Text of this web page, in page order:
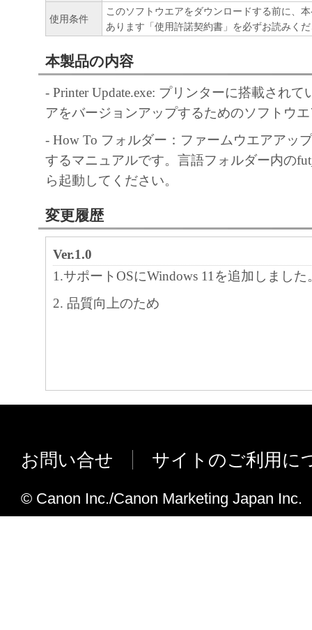
使用条件
このソフトウエアをダウンロードする前に、
あります「使用許諾契約書」を必ずお読みく
本製品の内容
- Printer Update.exe: プリンターに搭載され
アをバージョンアップするためのソフトウ
- How To フォルダー：ファームウエアアッ
するマニュアルです。言語フォルダー内の
ら起動してください。
変更履歴
Ver.1.0
1.サポートOSにWindows 11を追加しました
2. 品質向上のため
お問い合せ サイトのご利用に
© Canon Inc./Canon Marketing Japan Inc.